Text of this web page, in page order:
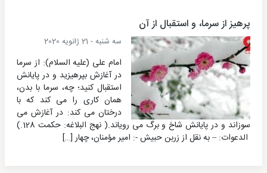
پرهیز از سرما، و استقبال از آن
سه شنبه - 21 ژانویه 2020
امام علی (علیه السلام): از سرما
در آغازش بپرهیزید و در پایانش
استقبال کنید؛ چه، سرما با بدن،
همان کاری را می کند که با
درختان می کند: در آغازش می
سوزاند و در پایانش شاخ و برگ می رویاند.( نهج البلاغه: حکمت 128.)
الدعوات: – به نقل از زربن حبیش -: امیر مؤمنان، چهار […]